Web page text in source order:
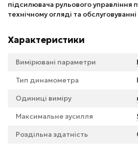
підсилювача рульового управління
технічному огляді та
Характеристики
Вимірювані параметри
Тип динамометра
Одиниці виміру
Максимальне зусилля
Роздільна здатність